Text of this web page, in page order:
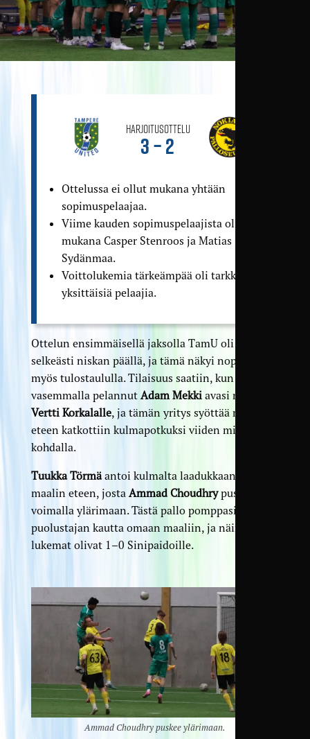
Harjoitusottelu
3 – 2
Ottelussa ei ollut mukana yhtään
sopimus­pelaajaa.
Viime kauden sopimus­pelaajista olivat
mukana Casper Stenroos ja Matias
Sydänmaa.
Voittolukemia tärkeämpää oli tarkkailla
yksittäisiä pelaajia.
Ottelun ensimmäisellä jaksolla TamU oli
selkeästi niskan päällä, ja tämä näkyi nopeasti
myös tulostaululla. Tilaisuus saatiin, kun
vasemmalla pelannut Adam Mekkiavasi ristiin
Vertti Korkalalle, ja tämän yritys syöttää maalin
eteen katkottiin kulmapotkuksi viiden minuutin
kohdalla.
Tuukka Törmäantoi kulmalta laadukkaan pallon
maalin eteen, josta Ammad Choudhrypuski
voimalla ylärimaan. Tästä pallo pomppasi
puolustajan kautta omaan maaliin, ja näin
lukemat olivat 1–0 Sinipaidoille.
Ammad Choudhry puskee ylärimaan.